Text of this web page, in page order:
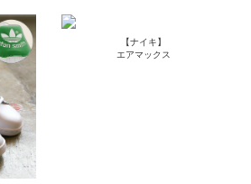
【ナイキ】
エアマックス